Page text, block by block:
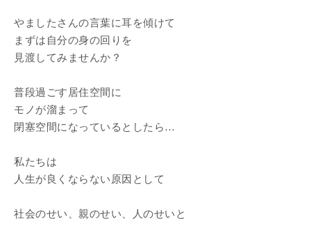
やましたさんの言葉に耳を傾けて
まずは自分の身の回りを
見渡してみませんか？
普段過ごす居住空間に
モノが溜まって
閉塞空間になっているとしたら…
私たちは
人生が良くならない原因として
社会のせい、親のせい、人のせいと